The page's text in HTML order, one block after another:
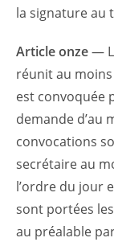
la signature au
Article onze—
réunit au
est convoquée
demande d’au
convocations
secrétaire au
l’ordre du jour
sont portées
au préalable